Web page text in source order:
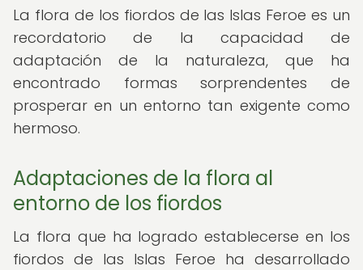
La flora de los fiordos de las Islas Feroe es un
recordatorio de la capacidad de
adaptación de la naturaleza, que ha
encontrado formas sorprendentes de
prosperar en un entorno tan exigente como
hermoso.
Adaptaciones de la flora al
entorno de los fiordos
La flora que ha logrado establecerse en los
fiordos de las Islas Feroe ha desarrollado